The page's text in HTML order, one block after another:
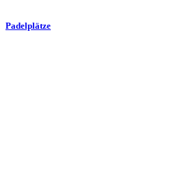
Padelplätze